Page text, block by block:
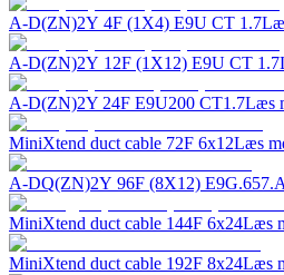
A-D(ZN)2Y 4F (1X4) E9U CT 1.7
A-D(ZN)2Y 12F (1X12) E9U CT 1.7
A-D(ZN)2Y 24F E9U200 CT1.7Læs
MiniXtend duct cable 72F 6x12Læs
A-DQ(ZN)2Y 96F (8X12)
MiniXtend duct cable 144F 6x24Læs
MiniXtend duct cable 192F 8x24Læs